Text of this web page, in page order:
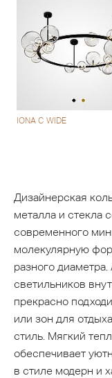
IONA C WIDE
Дизайнерская
металла и стекла
современного
молекулярную
разного
светильников
прекрасно
или зон для
стиль. Мягкий
обеспечивает
в стиле модерн и